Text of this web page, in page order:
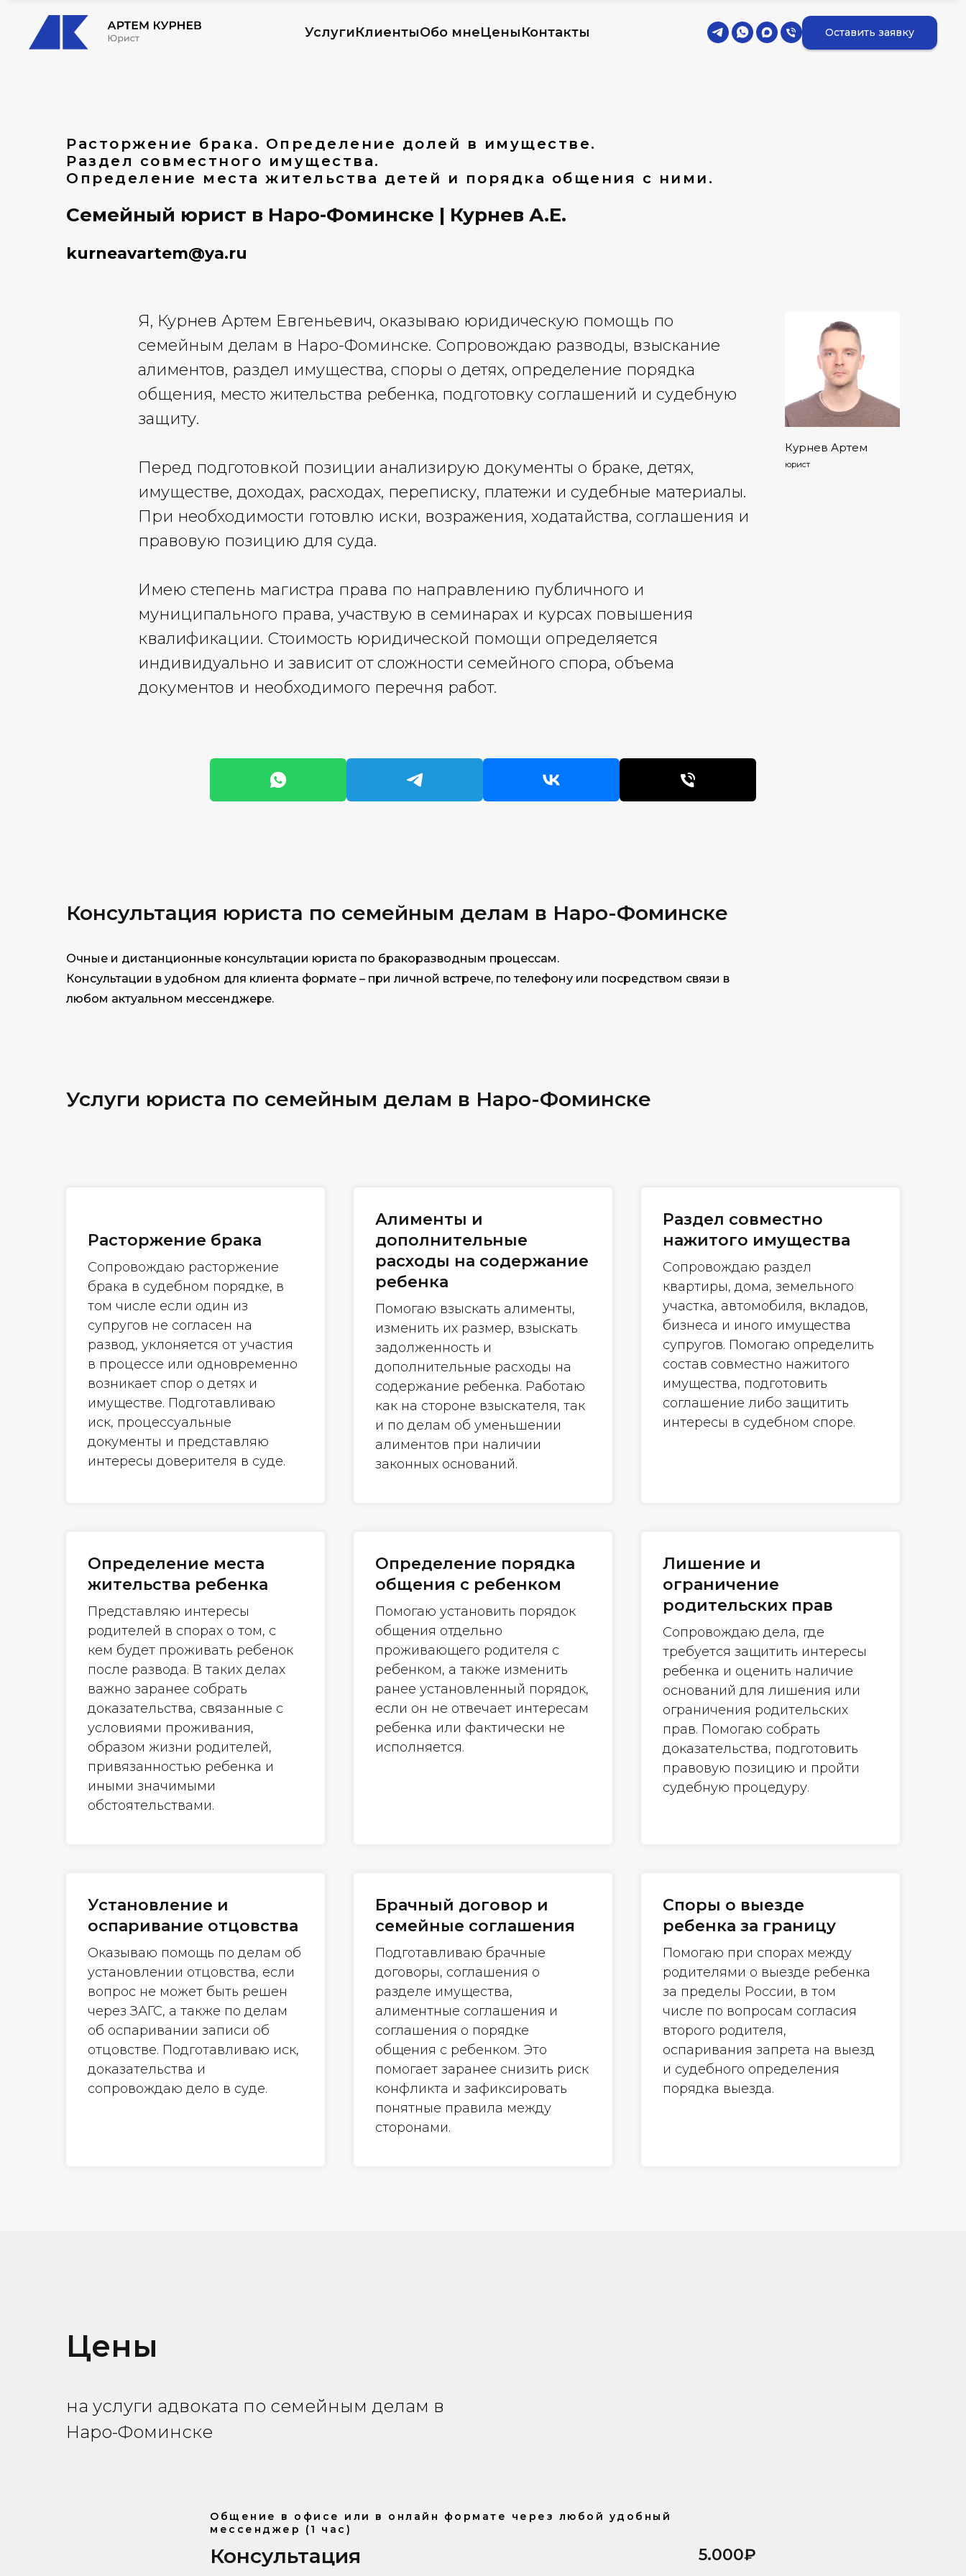
УслугиКлиентыОбо мнеЦеныКонтакты Оставить заявку
Расторжение брака. Определение долей в имуществе.
Раздел совместного имущества.
Определение места жительства детей и порядка общения с ними.
Семейный юрист в Наро-Фоминске | Курнев А.Е.
kurneavartem@ya.ru
Я, Курнев Артем Евгеньевич, оказываю юридическую помощь по
семейным делам в Наро-Фоминске. Сопровождаю разводы, взыскание
алиментов, раздел имущества, споры о детях, определение порядка
общения, место жительства ребенка, подготовку соглашений и судебную
защиту.
Перед подготовкой позиции анализирую документы о браке, детях,
имуществе, доходах, расходах, переписку, платежи и судебные материалы.
При необходимости готовлю иски, возражения, ходатайства, соглашения и
правовую позицию для суда.
Имею степень магистра права по направлению публичного и
муниципального права, участвую в семинарах и курсах повышения
квалификации. Стоимость юридической помощи определяется
индивидуально и зависит от сложности семейного спора, объема
документов и необходимого перечня работ.
Курнев Артем
юрист
Консультация юриста по семейным делам в Наро-Фоминске
Очные и дистанционные консультации юриста по бракоразводным процессам.
Консультации в удобном для клиента формате – при личной встрече, по телефону или посредством связи в
любом актуальном мессенджере.
Услуги юриста по семейным делам в Наро-Фоминске
Расторжение брака
Сопровождаю расторжение
брака в судебном порядке, в
том числе если один из
супругов не согласен на
развод, уклоняется от участия
в процессе или одновременно
возникает спор о детях и
имуществе. Подготавливаю
иск, процессуальные
документы и представляю
интересы доверителя в суде.
Алименты и
дополнительные
расходы на содержание
ребенка
Помогаю взыскать алименты,
изменить их размер, взыскать
задолженность и
дополнительные расходы на
содержание ребенка. Работаю
как на стороне взыскателя, так
и по делам об уменьшении
алиментов при наличии
законных оснований.
Раздел совместно
нажитого имущества
Сопровождаю раздел
квартиры, дома, земельного
участка, автомобиля, вкладов,
бизнеса и иного имущества
супругов. Помогаю определить
состав совместно нажитого
имущества, подготовить
соглашение либо защитить
интересы в судебном споре.
Определение места
жительства ребенка
Представляю интересы
родителей в спорах о том, с
кем будет проживать ребенок
после развода. В таких делах
важно заранее собрать
доказательства, связанные с
условиями проживания,
образом жизни родителей,
привязанностью ребенка и
иными значимыми
обстоятельствами.
Определение порядка
общения с ребенком
Помогаю установить порядок
общения отдельно
проживающего родителя с
ребенком, а также изменить
ранее установленный порядок,
если он не отвечает интересам
ребенка или фактически не
исполняется.
Лишение и
ограничение
родительских прав
Сопровождаю дела, где
требуется защитить интересы
ребенка и оценить наличие
оснований для лишения или
ограничения родительских
прав. Помогаю собрать
доказательства, подготовить
правовую позицию и пройти
судебную процедуру.
Установление и
оспаривание отцовства
Оказываю помощь по делам об
установлении отцовства, если
вопрос не может быть решен
через ЗАГС, а также по делам
об оспаривании записи об
отцовстве. Подготавливаю иск,
доказательства и
сопровождаю дело в суде.
Брачный договор и
семейные соглашения
Подготавливаю брачные
договоры, соглашения о
разделе имущества,
алиментные соглашения и
соглашения о порядке
общения с ребенком. Это
помогает заранее снизить риск
конфликта и зафиксировать
понятные правила между
сторонами.
Споры о выезде
ребенка за границу
Помогаю при спорах между
родителями о выезде ребенка
за пределы России, в том
числе по вопросам согласия
второго родителя,
оспаривания запрета на выезд
и судебного определения
порядка выезда.
Цены
на услуги адвоката по семейным делам в
Наро-Фоминске
Общение в офисе или в онлайн формате через любой удобный
мессенджер (1 час)
Консультация 5.000₽